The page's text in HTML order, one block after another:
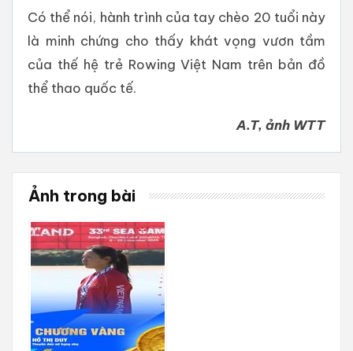
Có thể nói, hành trình của tay chèo 20 tuổi này
là minh chứng cho thấy khát vọng vươn tầm
của thế hệ trẻ Rowing Việt Nam trên bản đồ
thể thao quốc tế.
A.T, ảnh WTT
Ảnh trong bài